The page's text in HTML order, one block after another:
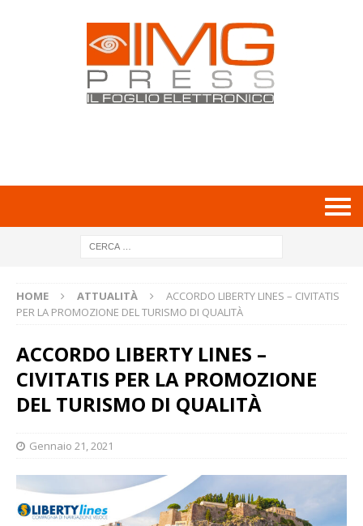
HOME ATTUALITÀ
ACCORDO LIBERTY LINES – CIVITATIS
PER LA PROMOZIONE DEL TURISMO DI QUALITÀ
ACCORDO LIBERTY LINES –
CIVITATIS PER LA PROMOZIONE
DEL TURISMO DI QUALITÀ
Gennaio 21, 2021